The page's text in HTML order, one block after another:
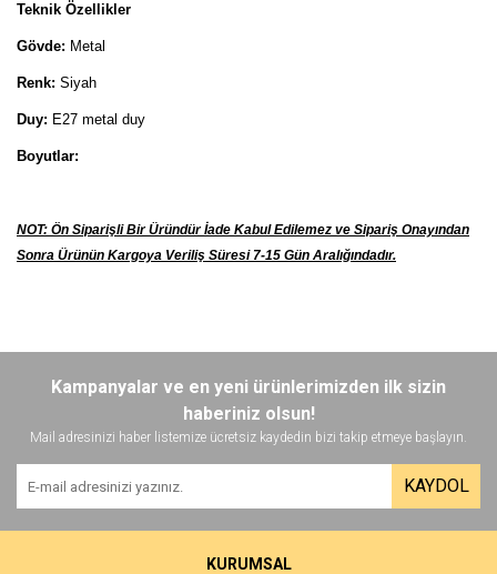
Teknik Özellikler
Gövde: Metal
Renk: Siyah
Duy: E27 metal duy
Boyutlar:
NOT: Ön Siparişli Bir Üründür İade Kabul Edilemez ve Sipariş Onayından
Sonra Ürünün Kargoya Veriliş Süresi 7-15 Gün Aralığındadır.
Bu ürüne ilk yorumu siz yapın!
Yorum Yaz
tarafımıza iletebilirsiniz.
Görüş ve önerileriniz için teşekkür ederiz.
Ürün resmi kalitesiz, bozuk veya görüntülenemiyor.
Ürün açıklamasında eksik bilgiler bulunuyor.
Ürün fiyatı diğer sitelerden daha pahalı.
Kampanyalar ve en yeni ürünlerimizden ilk sizin
haberiniz olsun!
Mail adresinizi haber listemize ücretsiz kaydedin bizi takip etmeye başlayın.
KAYDOL
KURUMSAL